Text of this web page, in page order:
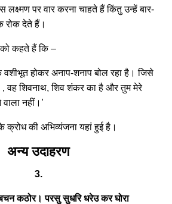
पर वार करना चाहते हैं किंतु उन्हें बार-
रोक देते हैं।
कहते हैं कि –
वशीभूत होकर अनाप-शनाप बोल रहा है। जिसे
, वह शिवनाथ, शिव शंकर का है और तुम मेरे
नहीं।’
क्रोध की अभिव्यंजना यहां हुई है।
अन्य उदाहरण
3.
कठोर। परसु सुधरि धरेउ कर घोरा